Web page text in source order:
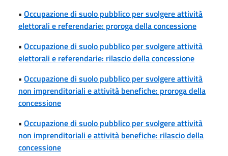
• Occupazione di suolo pubblico per svolgere attività
elettorali e referendarie: proroga della concessione
• Occupazione di suolo pubblico per svolgere attività
elettorali e referendarie: rilascio della concessione
• Occupazione di suolo pubblico per svolgere attività
non imprenditoriali e attività benefiche: proroga della
concessione
• Occupazione di suolo pubblico per svolgere attività
non imprenditoriali e attività benefiche: rilascio della
concessione